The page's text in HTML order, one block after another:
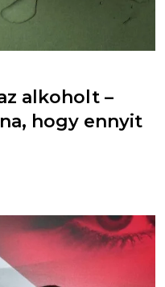
alkoholt –
hogy ennyit